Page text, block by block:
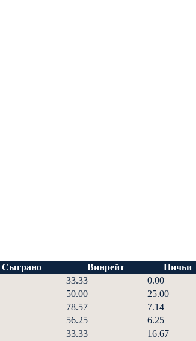
Сыграно Винрейт Ничьи
33.33 0.00
50.00 25.00
78.57 7.14
56.25 6.25
33.33 16.67